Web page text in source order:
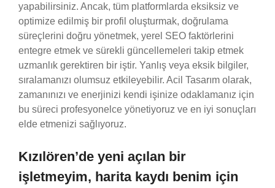
yapabilirsiniz. Ancak, tüm platformlarda eksiksiz ve
optimize edilmiş bir profil oluşturmak, doğrulama
süreçlerini doğru yönetmek, yerel SEO faktörlerini
entegre etmek ve sürekli güncellemeleri takip etmek
uzmanlık gerektiren bir iştir. Yanlış veya eksik bilgiler,
sıralamanızı olumsuz etkileyebilir. Acil Tasarım olarak,
zamanınızı ve enerjinizi kendi işinize odaklamanız için
bu süreci profesyonelce yönetiyoruz ve en iyi sonuçları
elde etmenizi sağlıyoruz.
Kızılören’de yeni açılan bir
işletmeyim, harita kaydı benim için